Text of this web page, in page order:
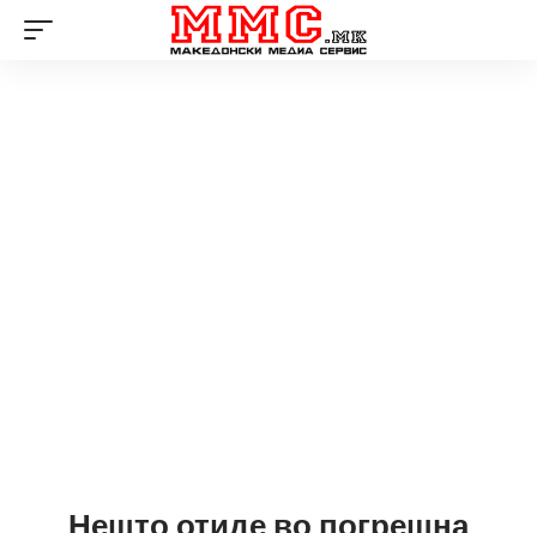
Нешто отиде во погрешна